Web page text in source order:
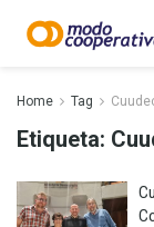
Home Tag
Etiqueta: